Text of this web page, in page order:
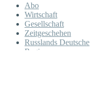
Abo
Wirtschaft
Gesellschaft
Zeitgeschehen
Russlands Deutsche
Regionen